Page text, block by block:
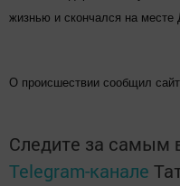
жизнью и скончался на месте
О происшествии сообщил сайт
Следите за самым
Telegram-канале